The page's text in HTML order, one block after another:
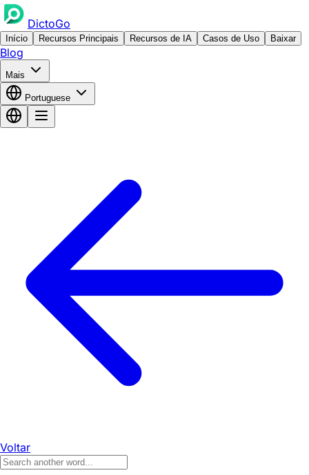
DictoGo
Início Recursos Principais Recursos de IA Casos de Uso Baixar
Blog
Mais
Portuguese
Voltar